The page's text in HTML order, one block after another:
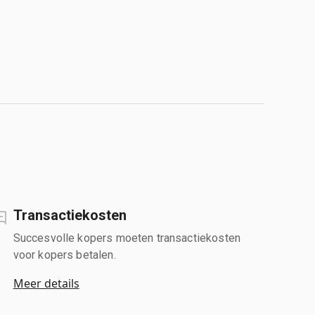
Transactiekosten
Succesvolle kopers moeten transactiekosten
voor kopers betalen.
Meer details